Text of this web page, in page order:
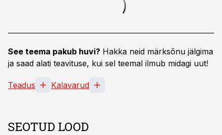
See teema pakub huvi? Hakka neid märksõnu jälgima
ja saad alati teavituse, kui sel teemal ilmub midagi uut!
Teadus Kalavarud
SEOTUD LOOD